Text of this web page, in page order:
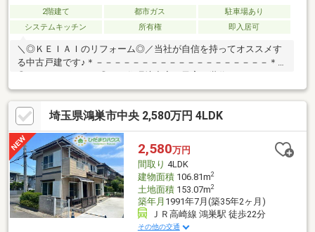
2階建て 都市ガス
駐車場あり
システムキッチン
所有権 即入居可
＼◎ＫＥＩＡＩのリフォーム◎／当社が自信を持ってオススメす
る中古戸建です♪＊－－－－－－－－－－－－－－－－－－－＊＼
め・収納完備で片付けはかどる♪・日当たり良好！明るいお部屋・
家賃より安く憧れの庭付き戸建♪＼◎周辺環境◎／・赤見台第一小
学校（約550ｍ）・赤見台中学校（約190ｍ）・ベルク鴻巣宮前店
（約1000ｍ）＊－－－－－－－－－－－－－－－－－－－＊＼◎
本日ご見学可能◎／「今から見たい！」「お一人でも安心」お気
軽にお問い合わせ♪住宅ローンのご相談も随時お任せください！
埼玉県鴻巣市中央 2,580万円 4LDK
2,580万円
間取り 4LDK
建物面積106.81m2
土地面積153.07m2
築年月 1991年7月(築35年2ヶ月)
ＪＲ高崎線 鴻巣駅 徒歩22分
その他の交通